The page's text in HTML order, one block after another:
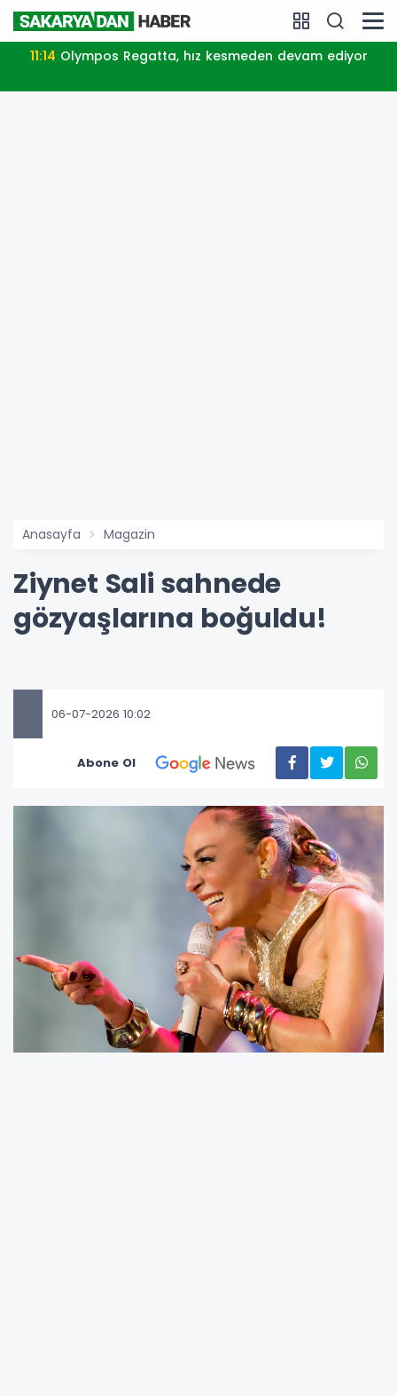
devam ediyor 16:26 Orman yangınları
Anasayfa Magazin
Ziynet Sali sahnede
gözyaşlarına boğuldu!
06-07-2026 10:02
Abone Ol